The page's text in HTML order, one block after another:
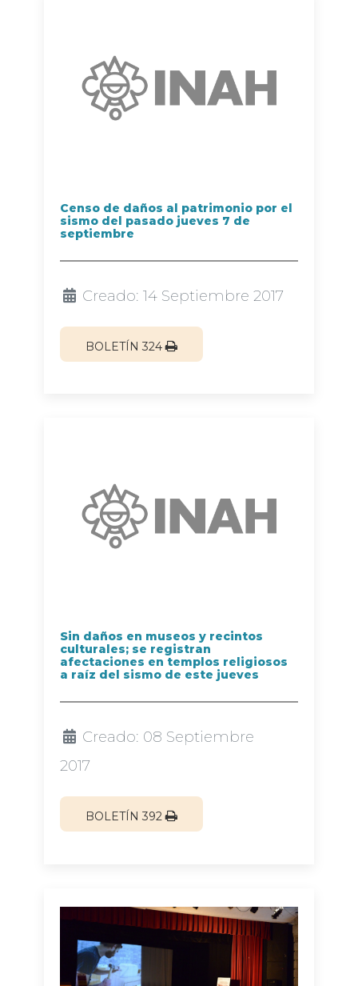
Censo de daños al patrimonio por el
sismo del pasado jueves 7 de
septiembre
Creado: 14 Septiembre 2017
BOLETÍN 324
Sin daños en museos y recintos
culturales; se registran
afectaciones en templos religiosos
a raíz del sismo de este jueves
Creado: 08 Septiembre
2017
BOLETÍN 392